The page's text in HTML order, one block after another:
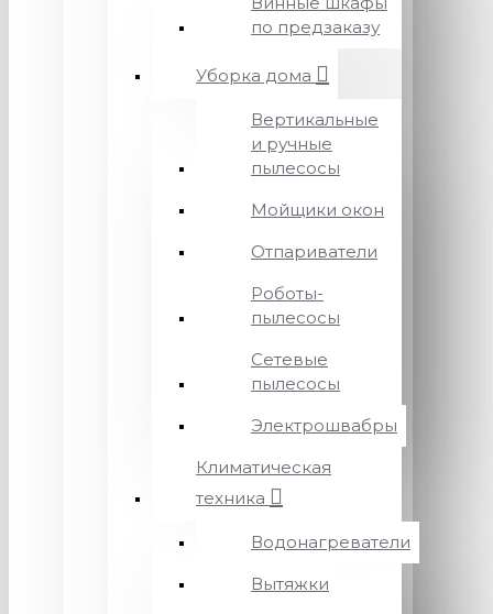
по предзаказу
Уборка дома
Вертикальные
и ручные
пылесосы
Мойщики окон
Отпариватели
Роботы-
пылесосы
Сетевые
пылесосы
Электрошвабры
Климатическая
техника
Водонагреватели
Вытяжки